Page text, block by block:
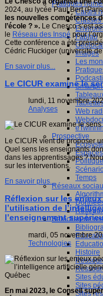
Pratiques
Cartes
Classes
Fablab
Images
Les
Web
Prospective
Espaces
Temps
Réseaux
Sélection de
Histoire
Sites
Sites
Sites
2024, au lycée Paul Bert
les nouvelles compétences
l’école ? ». Le Cnesco s’est
le Réseau des Inspé pour
Cette conférence a été
Cédric Fluckiger (université
En savoir plus...
Le CICUR examine le
lundi, 11 novembre
Analyses
Le CICUR vient de proposer
Quel sens les enseignants
dans les apprentissages ?
sur les interventions.
En savoir plus...
Réflexion sur les
l’utilisation de
l’enseignement
mardi, 05 novembre
Technologies
En mai 2023, le Conseil